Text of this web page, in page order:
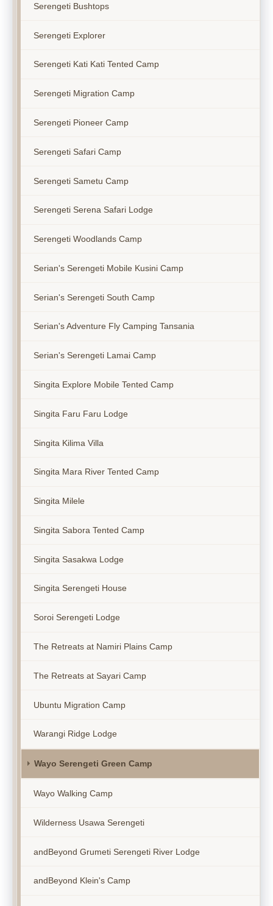
Serengeti Bushtops
Serengeti Explorer
Serengeti Kati Kati Tented Camp
Serengeti Migration Camp
Serengeti Pioneer Camp
Serengeti Safari Camp
Serengeti Sametu Camp
Serengeti Serena Safari Lodge
Serengeti Woodlands Camp
Serian's Serengeti Mobile Kusini Camp
Serian's Serengeti South Camp
Serian's Adventure Fly Camping Tansania
Serian's Serengeti Lamai Camp
Singita Explore Mobile Tented Camp
Singita Faru Faru Lodge
Singita Kilima Villa
Singita Mara River Tented Camp
Singita Milele
Singita Sabora Tented Camp
Singita Sasakwa Lodge
Singita Serengeti House
Soroi Serengeti Lodge
The Retreats at Namiri Plains Camp
The Retreats at Sayari Camp
Ubuntu Migration Camp
Warangi Ridge Lodge
Wayo Serengeti Green Camp
Wayo Walking Camp
Wilderness Usawa Serengeti
andBeyond Grumeti Serengeti River Lodge
andBeyond Klein's Camp